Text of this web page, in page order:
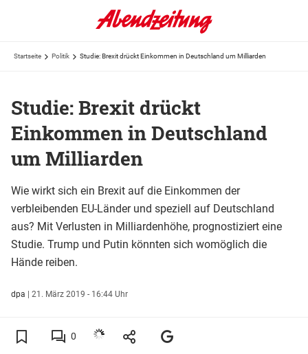
Startseite Politik Studie: Brexit drückt Einkommen in Deutschland um Milliarden
Studie: Brexit drückt
Einkommen in Deutschland
um Milliarden
Wie wirkt sich ein Brexit auf die Einkommen der
verbleibenden EU-Länder und speziell auf Deutschland
aus? Mit Verlusten in Milliardenhöhe, prognostiziert eine
Studie. Trump und Putin könnten sich womöglich die
Hände reiben.
dpa | 21. März 2019 - 16:44 Uhr
0